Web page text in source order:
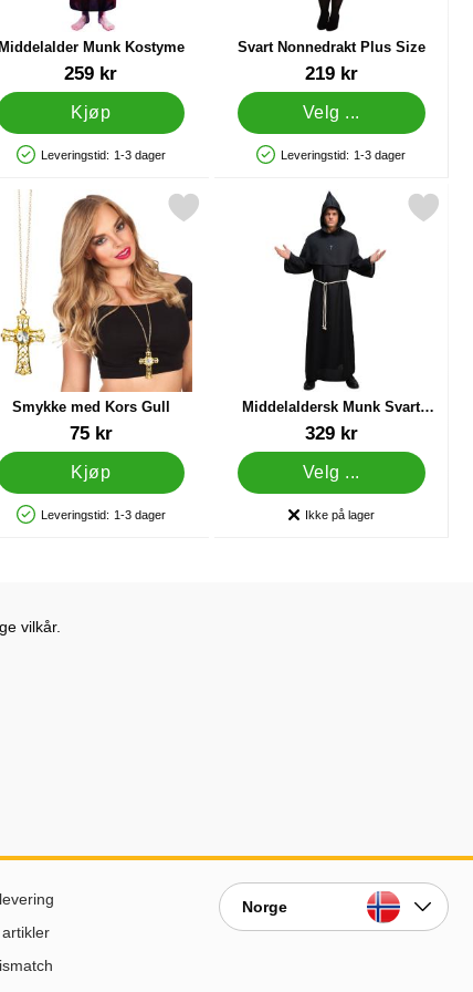
Middelalder Munk Kostyme
11607
259 kr
Kjøp
Produkttilgjengelighet: På lager
Leveringstid: 1-3 dager
Svart Nonnedrakt Plus Size
Varenummer 38524
219 kr
Velg ...
Produkttilgjengelighet: På lager
Leveringstid: 1-3 dager
favoritt
Smykke med Kors Gull
19386
75 kr
Kjøp
Produkttilgjengelighet: På lager
Leveringstid: 1-3 dager
Merk smykke med Kors Gull som favoritt
Middelaldersk Munk Svart
Kostyme X-Large
Varenummer 87705
329 kr
Velg ...
Produkttilgjengelighet:
Ikke på lager
Merk middelaldersk Munk Svart
vilkår.
Norge